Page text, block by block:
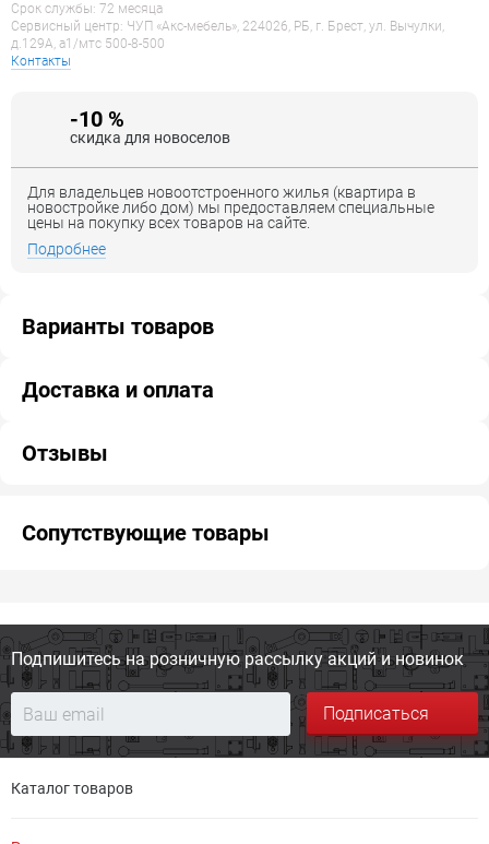
Срок службы: 72 месяца
Сервисный центр: ЧУП «Акс-мебель», 224026, РБ, г. Брест, ул. Вычулки,
д.129А, a1/мтс 500-8-500
Контакты
-10 %
скидка для новоселов
Для владельцев новоотстроенного жилья (квартира в
новостройке либо дом) мы предоставляем специальные
цены на покупку всех товаров на сайте.
Подробнее
Варианты товаров
Доставка и оплата
Отзывы
Сопутствующие товары
Подпишитесь на розничную рассылку акций и новинок
Подписаться
Каталог товаров